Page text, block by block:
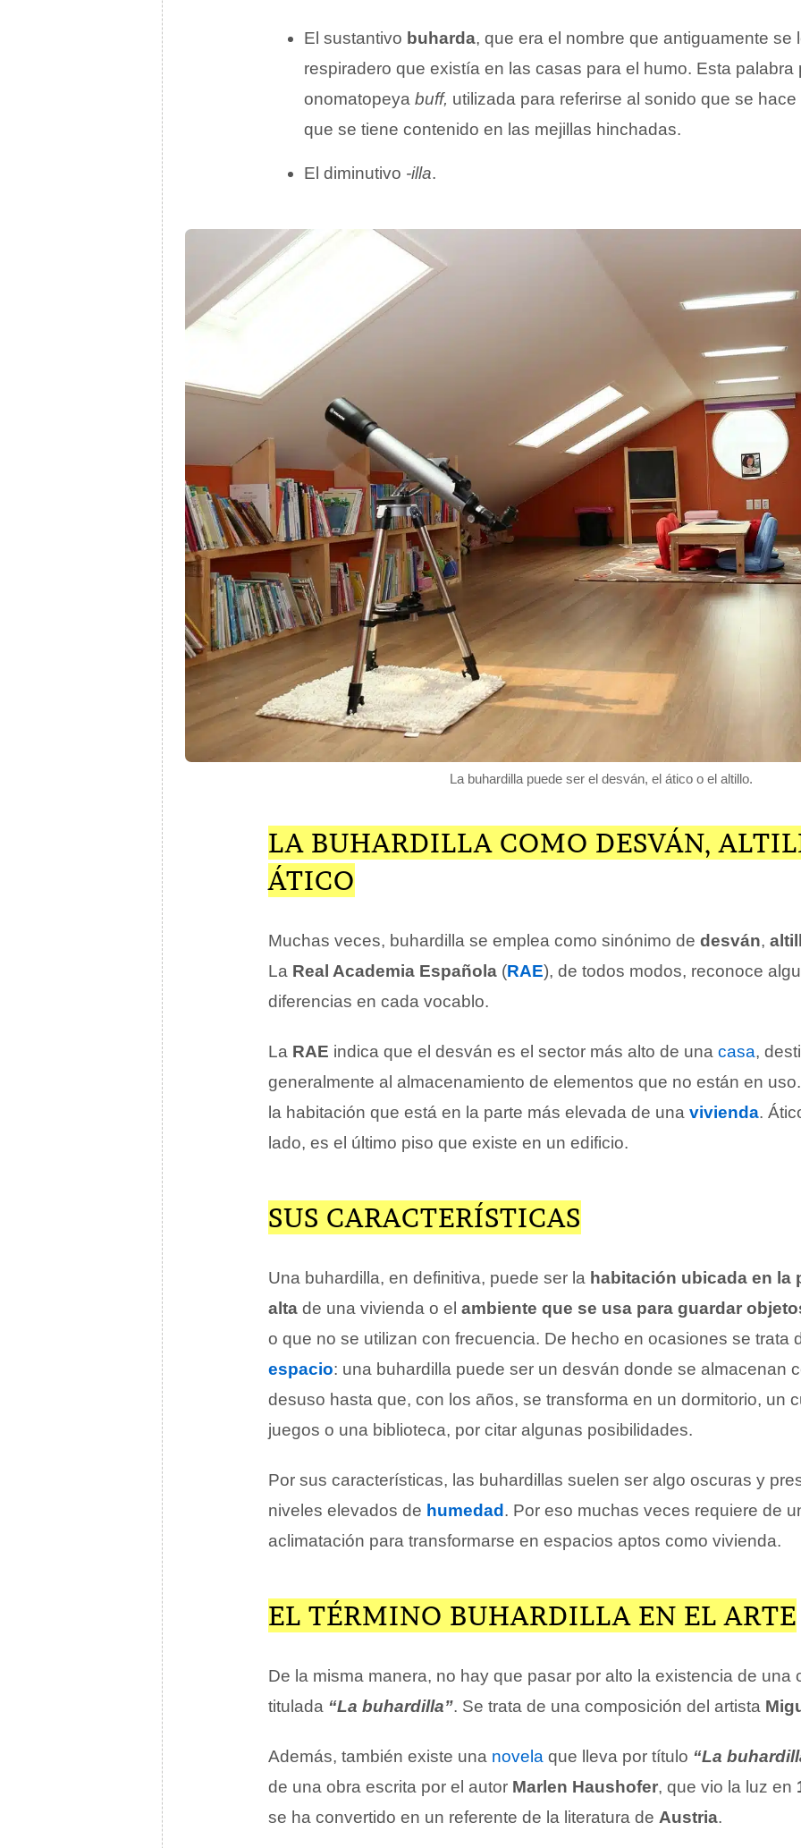
El sustantivo buharda, que era el nombre que antiguamente se
respiradero que existía en las casas para el humo. Esta palabra
onomatopeya buff, utilizada para referirse al sonido que se
que se tiene contenido en las mejillas hinchadas.
El diminutivo -illa.
La buhardilla puede ser el desván, el ático o el altillo.
LA BUHARDILLA COMO DESVÁN,
ÁTICO
Muchas veces, buhardilla se emplea como sinónimo de desván,
La Real Academia Española (RAE), de todos modos, reconoce
diferencias en cada vocablo.
La RAE indica que el desván es el sector más alto de una casa,
generalmente al almacenamiento de elementos que no están en
la habitación que está en la parte más elevada de una vivienda.
lado, es el último piso que existe en un edificio.
SUS CARACTERÍSTICAS
Una buhardilla, en definitiva, puede ser la habitación ubicada en la
alta de una vivienda o el ambiente que se usa para guardar
o que no se utilizan con frecuencia. De hecho en ocasiones se trata
espacio: una buhardilla puede ser un desván donde se almacenan
desuso hasta que, con los años, se transforma en un dormitorio, un
juegos o una biblioteca, por citar algunas posibilidades.
Por sus características, las buhardillas suelen ser algo oscuras y
niveles elevados de humedad. Por eso muchas veces requiere de
aclimatación para transformarse en espacios aptos como vivienda.
EL TÉRMINO BUHARDILLA EN EL ARTE
De la misma manera, no hay que pasar por alto la existencia de una
titulada “La buhardilla”. Se trata de una composición del artista
Además, también existe una novela que lleva por título “La
de una obra escrita por el autor Marlen Haushofer, que vio la luz en
se ha convertido en un referente de la literatura de Austria.